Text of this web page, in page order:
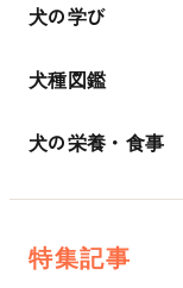
犬の学び
犬種図鑑
犬の栄養・食事
特集記事